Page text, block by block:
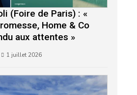
(Foire de Paris) : «
Home & Co
aux attentes »
1 juillet 2026